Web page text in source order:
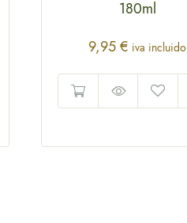
180ml
9,95€ iva incluido